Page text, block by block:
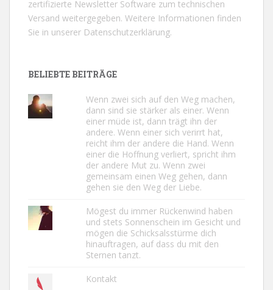
zertifizierte Newsletter Software zum technischen
Versand weitergegeben. Weitere Informationen finden
Sie in unserer Datenschutzerklärung.
BELIEBTE BEITRÄGE
Wenn zwei sich auf den Weg machen,
dann sind sie stärker als einer. Wenn
einer müde ist, dann trägt ihn der
andere. Wenn einer sich verirrt hat,
reicht ihm der andere die Hand. Wenn
einer die Hoffnung verliert, spricht ihm
der andere Mut zu. Wenn zwei
gemeinsam einen Weg gehen, dann
gehen sie den Weg der Liebe.
Mögest du immer Rückenwind haben
und stets Sonnenschein im Gesicht und
mögen die Schicksalsstürme dich
hinauftragen, auf dass du mit den
Sternen tanzt.
Kontakt